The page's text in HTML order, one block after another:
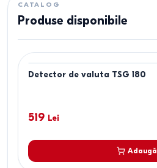
CATALOG
Produse disponibile
Detector de valuta TSG 180
519 Lei
Adaugă